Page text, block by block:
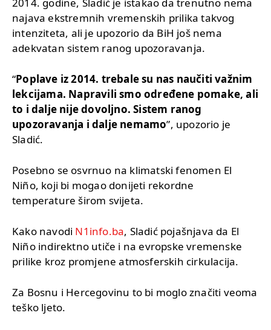
najava ekstremnih vremenskih prilika takvog
intenziteta, ali je upozorio da BiH još nema
adekvatan sistem ranog upozoravanja.
“Poplave iz 2014. trebale su nas naučiti važnim
lekcijama. Napravili smo određene pomake, ali
to i dalje nije dovoljno. Sistem ranog
upozoravanja i dalje nemamo”, upozorio je
Sladić.
Posebno se osvrnuo na klimatski fenomen El
Niño, koji bi mogao donijeti rekordne
temperature širom svijeta.
Kako navodi N1info.ba, Sladić pojašnjava da El
Niño indirektno utiče i na evropske vremenske
prilike kroz promjene atmosferskih cirkulacija.
Za Bosnu i Hercegovinu to bi moglo značiti veoma
teško ljeto.